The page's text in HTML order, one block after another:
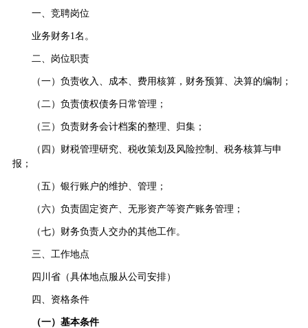
一、竞聘岗位
业务财务1名。
二、岗位职责
（一）负责收入、成本、费用核算，财务预算、决算的编制；
（二）负责债权债务日常管理；
（三）负责财务会计档案的整理、归集；
（四）财税管理研究、税收策划及风险控制、税务核算与申
报；
（五）银行账户的维护、管理；
（六）负责固定资产、无形资产等资产账务管理；
（七）财务负责人交办的其他工作。
三、工作地点
四川省（具体地点服从公司安排）
四、资格条件
（一）基本条件